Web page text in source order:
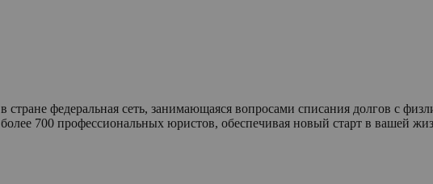
федеральная сеть, занимающаяся вопросами списания долгов с
более 700 профессиональных юристов, обеспечивая новый старт в вашей